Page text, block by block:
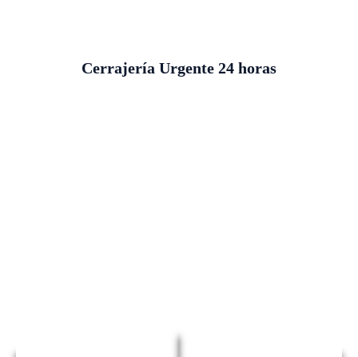
Cerrajería Urgente 24 horas